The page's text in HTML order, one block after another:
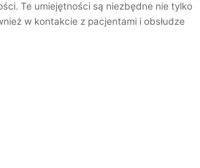
Te umiejętności są niezbędne nie tylko
w kontakcie z pacjentami i obsłudze